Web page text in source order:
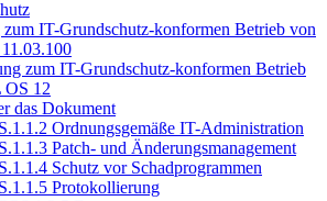
IT-Grundschutz-konformen Betrieb von
zum IT-Grundschutz-konformen Betrieb
12
das Dokument
Ordnungsgemäße IT-Administration
Patch- und Änderungsmanagement
Schutz vor Schadprogrammen
Protokollierung